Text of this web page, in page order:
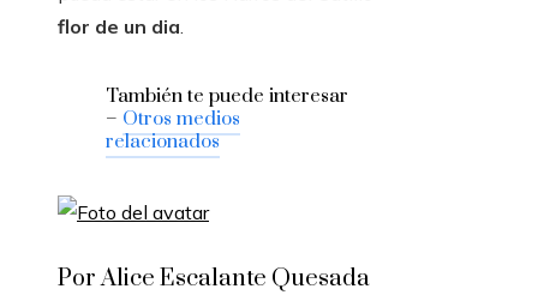
flor de un dia.
También te puede interesar
– Otros medios
relacionados
Por Alice Escalante Quesada